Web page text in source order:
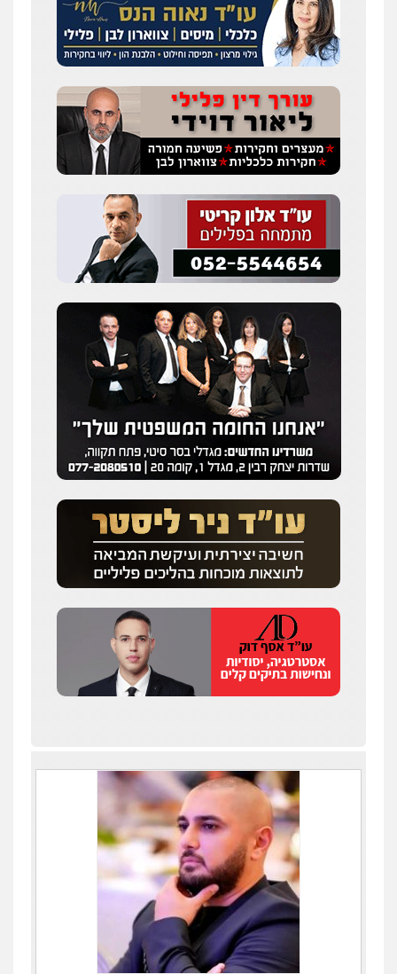
עדי כרמלי – חברת עו"ד
פלילי כלכלי עורכי דין לענייני אסירים
0525060666
גיא זהבי משרד עורכי דין
פלילי משפחה
503456449
עו"ד איהאב ג'לג'ולי
פלילי מעצרים וחקירות עורכי דין לענייני
אסירים
0505216700
אייל בן שושן, עורך דין פלילי
פלילי מעצרים וחקירות פשיעה חמורה
נוער רישום פלילי
0522763105
עו"ד שלומי שרון
פלילי צבאי מעצרים וחקירות
0547342002
עו"ד אלון קריטי
פלילי כלכלי אלימות סמים מעצרים
0525544654
עו"ד זוהר ארבל
פלילי מעצרים וחקירות
קטינים
0538788878
0544218336
משרד עורכי דין חן ברוך
פלילי דיני תעבורה מעצרים וחקירות
0505078733
עו"ד קארין לגטיוי
פלילי פשיעה חמורה מעצרים וחקירות